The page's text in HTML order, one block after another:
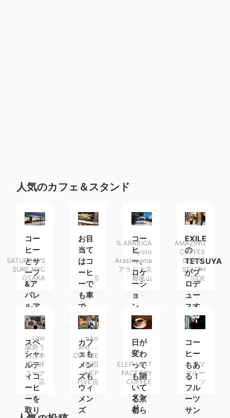
人気のカフェ＆スタンド
コー
ヒー
とサ
ーフ
&ア
パレ
ルア
イテ
ムを
楽し
みに
南船
場へ
SATURDAYS
SURF NYC
OSAKA
お目
当て
はコ
ーヒ
ーで
も車
で
も。
.S
コー
ヒ
ー、
ロケ
ーシ
ョ
ン、
空間
の全
てが
最高
なコ
ーヒ
ース
タン
ド
% ARABICA
Kyoto
Arashiyama
アラビカ京
都嵐山
EXILE
の
TETSUYA
がプ
ロデ
ュー
スす
るコ
ーヒ
ース
タン
ド
AMAZING
COFFEE
OSAKA
SOUTH
SIDE
スペ
シャ
ルテ
ィコ
ーヒ
ーを
取り
Unir
阪急う
めだ本
店10F
スーク
店
カフ
ェも
メン
ズも
ウィ
メン
ズ
niko
and ...
COFFEE
梅田
HEP
FIVE店
日が
変わ
って
も開
いて
る京
都ら
ELEPHANT
FACTORY
COFFEE
コー
ヒー
もあ
る！
フル
ーツ
サン
マジマ
フルー
ツ